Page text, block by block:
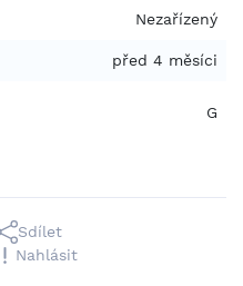
Sdílet
Nahlásit
Nezařízený
před 4 měsíci
G